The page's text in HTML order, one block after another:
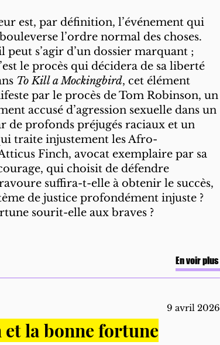
est, par définition, l’événement qui
l’ordre normal des choses.
peut s’agir d’un dossier marquant ;
le procès qui décidera de sa liberté
To Kill a Mockingbird, cet élément
par le procès de Tom Robinson, un
accusé d’agression sexuelle dans un
de profonds préjugés raciaux et un
traite injustement les Afro-
Finch, avocat exemplaire par sa
qui choisit de défendre
suffira-t-elle à obtenir le succès,
de justice profondément injuste ?
sourit-elle aux braves ?
En voir plus
9 avril 2026
la bonne fortune